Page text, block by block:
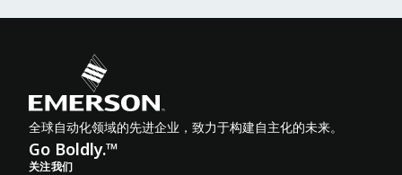
全球自动化领域的先进企业，致力于构建自主化的未来。
Go Boldly.™
关注我们